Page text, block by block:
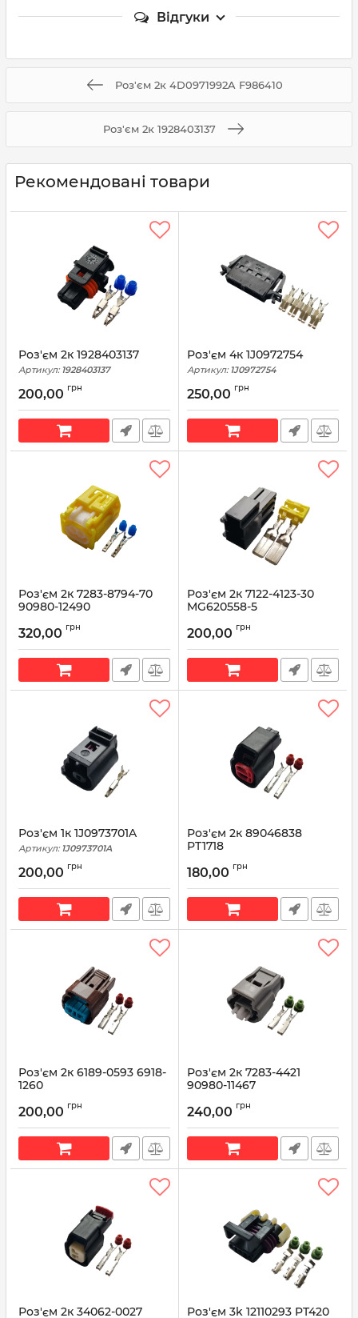
Відгуки
Роз'єм 2к 4D0971992A F986410
Роз'єм 2к 1928403137
Рекомендовані товари
Роз'єм 2к 1928403137
Артикул: 1928403137
200,00 грн
Роз'єм 4к 1J0972754
Артикул: 1J0972754
250,00 грн
Роз'єм 2к 7283-8794-70
90980-12490
320,00 грн
Роз'єм 2к 7122-4123-30
MG620558-5
200,00 грн
Роз'єм 1к 1J0973701A
Артикул: 1J0973701A
200,00 грн
Роз'єм 2к 89046838
PT1718
180,00 грн
Роз'єм 2к 6189-0593 6918-
1260
200,00 грн
Роз'єм 2к 7283-4421
90980-11467
240,00 грн
Роз'єм 2к 34062-0027
Роз'єм 3k 12110293 PT420